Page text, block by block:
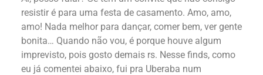
resistir é para uma festa de casamento. Amo, amo,
amo! Nada melhor para dançar, comer bem, ver gente
bonita… Quando não vou, é porque houve algum
imprevisto, pois gosto demais rs. Nesse finds, como
eu já comentei abaixo, fui pra Uberaba num